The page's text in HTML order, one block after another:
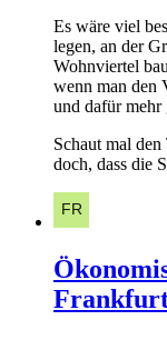
Es wäre viel
legen, an der
Wohnviertel
wenn man den
und dafür mehr
Schaut mal
doch, dass die